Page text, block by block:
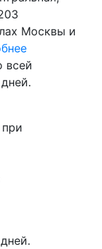
Москвы и
всей